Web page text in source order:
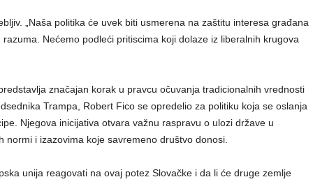
„Naša politika će uvek biti usmerena na zaštitu interesa građana
Nećemo podleći pritiscima koji dolaze iz liberalnih krugova
značajan korak u pravcu očuvanja tradicionalnih vrednosti
Trampa, Robert Fico se opredelio za politiku koja se oslanja
Njegova inicijativa otvara važnu raspravu o ulozi države u
normi i izazovima koje savremeno društvo donosi.
unija reagovati na ovaj potez Slovačke i da li će druge zemlje